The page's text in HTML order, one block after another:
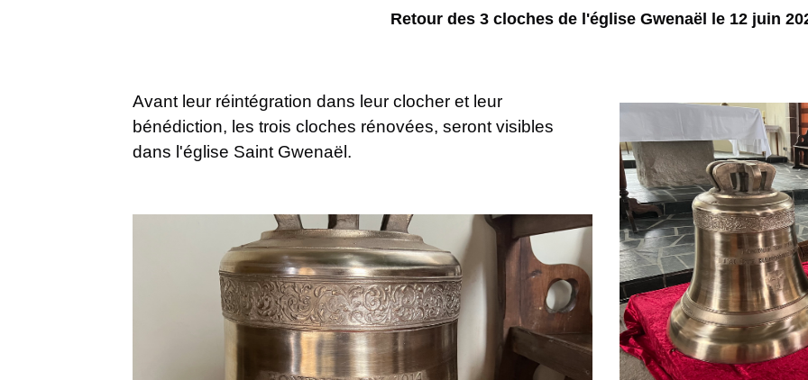
Retour des 3 cloches de l'église Gwenaël le 12 juin
Avant leur réintégration dans leur clocher et leur
bénédiction, les trois cloches rénovées, seront visibles
dans l'église Saint Gwenaël.